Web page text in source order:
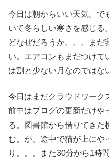
今日は朝からいい天気。で
いて冬らしい寒さを感じる
どなぜだろうか。。。まだ
い。エアコンもまだつけて
は割と少ない月なのではな
今日はまだクラウドワーク
前中はブログの更新だけや
る。図書館から借りてきた
む。が、途中で猫が上にや
り。。。また30分から1時